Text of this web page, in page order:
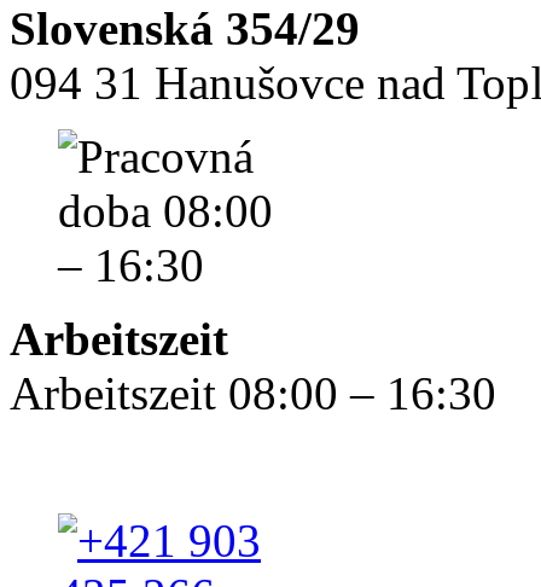
Slovenská 354/29
094 31 Hanušovce nad
Arbeitszeit
Arbeitszeit 08:00 – 16:30